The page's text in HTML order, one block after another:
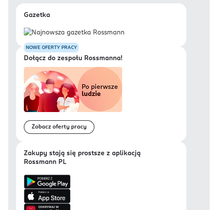
Gazetka
NOWE OFERTY PRACY
Dołącz do zespołu Rossmanna!
Zobacz oferty pracy
Zakupy stają się prostsze z aplikacją
Rossmann PL